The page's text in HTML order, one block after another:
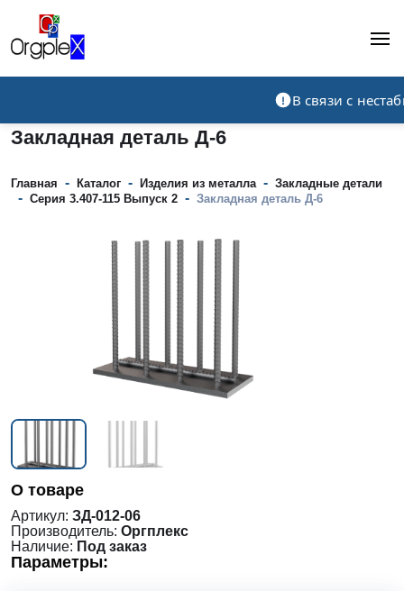
В связи с
Закладная деталь Д-6
Главная - Каталог - Изделия из металла - Закладные детали
- Серия 3.407-115 Выпуск 2 - Закладная деталь Д-6
О товаре
Артикул: ЗД-012-06
Производитель: Оргплекс
Наличие: Под заказ
Параметры: